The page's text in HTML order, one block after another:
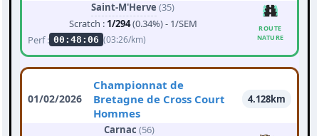
Saint-M'Herve (35)
Scratch : 1/294(0.34%) - 1/SEM
Perf : 00:48:06 (03:26/km)
ROUTE
NATURE
01/02/2026
Championnat de
Bretagne de Cross Court
Hommes
4.128km
Carnac (56)